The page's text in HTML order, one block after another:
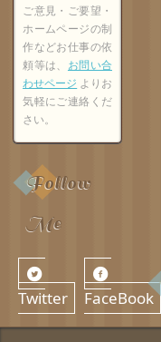
ご意見・ご要望・
ホームページの制
作などお仕事の依
頼等は、 お問い合
わせページ よりお
気軽にご連絡くだ
さい。
Follow
Me
Twitter FaceBook